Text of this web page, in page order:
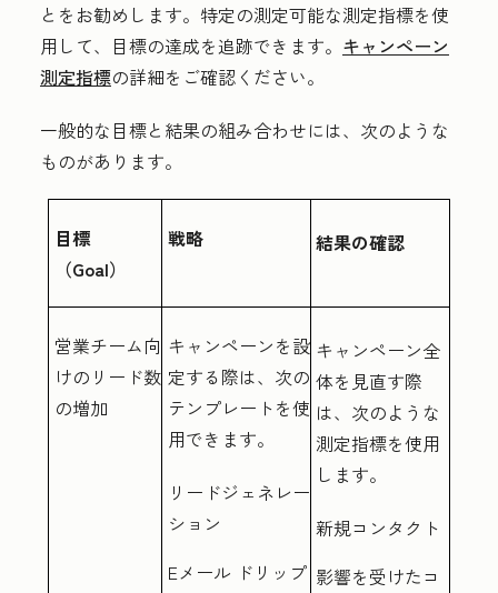
とをお勧めします。特定の測定可能な測定指標を使
用して、目標の達成を追跡できます。 キャンペーン
測定指標の詳細をご確認ください。
一般的な目標と結果の組み合わせには、次のような
ものがあります。
目標
（Goal）
戦略 結果の確認
営業チーム向
けのリード数
の増加
キャンペーンを設
定する際は、次の
テンプレートを使
用できます。
リードジェネレー
ション
Eメール ドリップ
キャンペーン全
体を見直す際
は、次のような
測定指標を使用
します。
新規コンタクト
影響を受けたコ